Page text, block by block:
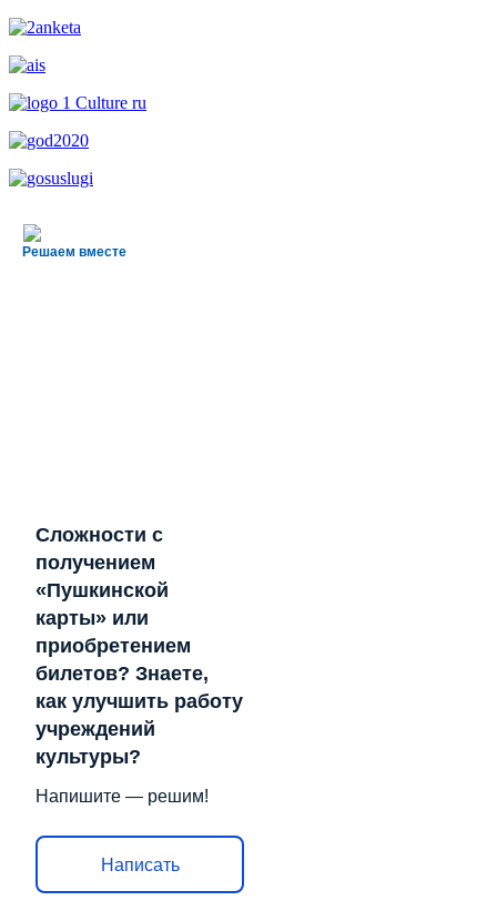
Решаем вместе
Сложности с
получением
«Пушкинской
карты» или
приобретением
билетов? Знаете,
как улучшить работу
учреждений
культуры?
Напишите — решим!
Написать